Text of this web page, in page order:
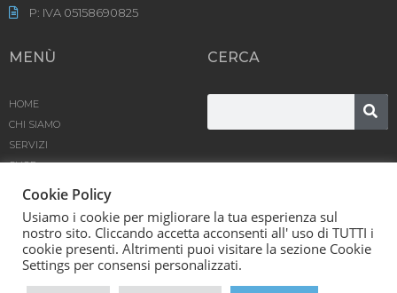
P: IVA 05158690825
MENÙ
HOME
CHI SIAMO
SERVIZI
SHOP
CONTATTACI
CERCA
D’Arpa Motori SRL © [year] | Powered by
Cookie Policy
Usiamo i cookie per migliorare la tua esperienza sul
nostro sito. Cliccando accetta acconsenti all' uso di TUTTI i
cookie presenti. Altrimenti puoi visitare la sezione Cookie
Settings per consensi personalizzati.